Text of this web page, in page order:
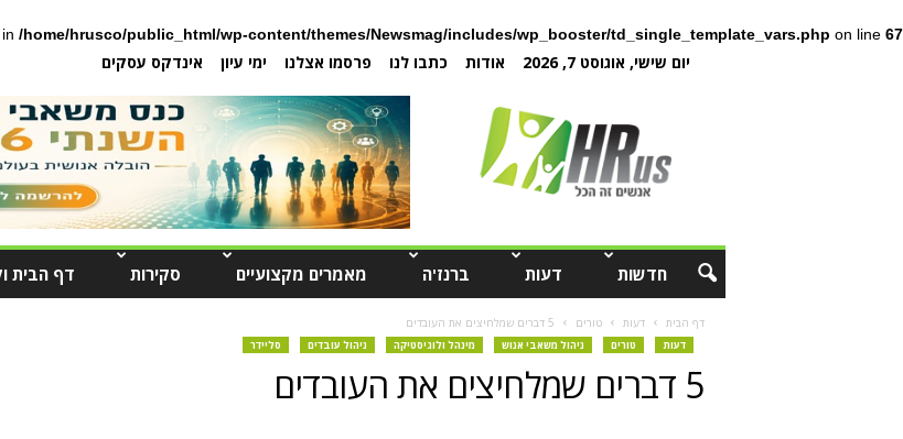
/home/hrusco/public_html/wp-content/themes/Newsmag/includes/wp_booster/td_single_template_vars.php on line 67
יום שישי, אוגוסט 7, 2026 אודות כתבו לנו פרסמו אצלנו ימי עיון אינדקס עסקים
חדשות דעות ברנז'ה מאמרים מקצועיים סקירות דף הבית
דף הבית דעות טורים 5 דברים שמלחיצים את העובדים
דעות טורים ניהול משאבי אנוש מינהל ולוגיסטיקה ניהול עובדים סליידר
5 דברים שמלחיצים את העובדים